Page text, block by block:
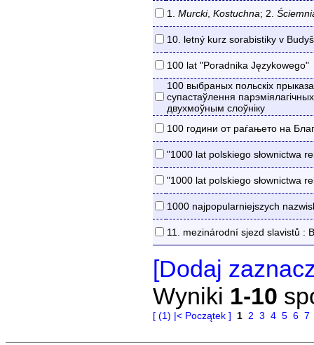
1. Murcki, Kostuchna; 2.
10. letný kurz sorabistiky v
100 lat "Poradnika Językowego"
100 выбраных польскіх
супастаўлення
двухмоўным слоўніку
100 години от раѓањето на
"1000 lat polskiego słownictwa
"1000 lat polskiego słownictwa
1000 najpopularniejszych
11. mezinárodní sjezd slavistů :
[Dodaj
Wyniki 1-10
[ (1) |< Początek ] 1 2 3 4 5 6 7